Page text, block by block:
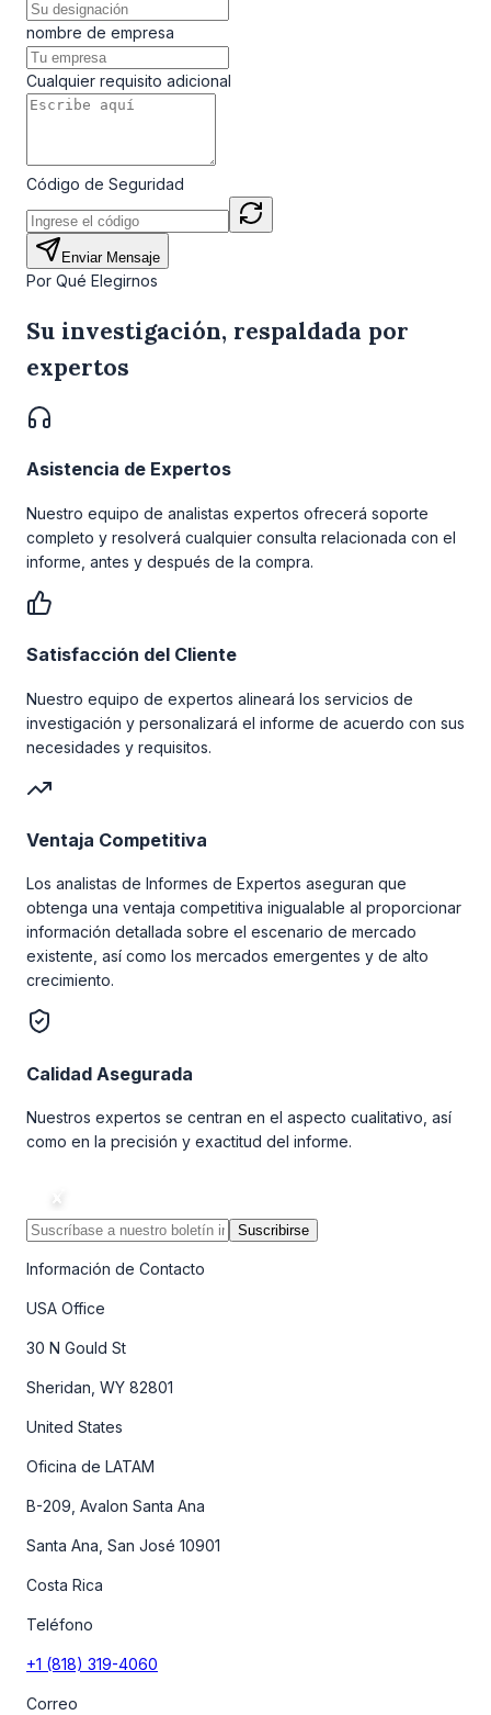
nombre de empresa
Cualquier requisito adicional
Código de Seguridad
Enviar Mensaje
Por Qué Elegirnos
Su investigación, respaldada por
expertos
Asistencia de Expertos
Nuestro equipo de analistas expertos ofrecerá soporte
completo y resolverá cualquier consulta relacionada con el
informe, antes y después de la compra.
Satisfacción del Cliente
Nuestro equipo de expertos alineará los servicios de
investigación y personalizará el informe de acuerdo con sus
necesidades y requisitos.
Ventaja Competitiva
Los analistas de Informes de Expertos aseguran que
obtenga una ventaja competitiva inigualable al proporcionar
información detallada sobre el escenario de mercado
existente, así como los mercados emergentes y de alto
crecimiento.
Calidad Asegurada
Nuestros expertos se centran en el aspecto cualitativo, así
como en la precisión y exactitud del informe.
Suscribirse
Información de Contacto
USA Office
30 N Gould St
Sheridan, WY 82801
United States
Oficina de LATAM
B-209, Avalon Santa Ana
Santa Ana, San José 10901
Costa Rica
Teléfono
+1 (818) 319-4060
Correo